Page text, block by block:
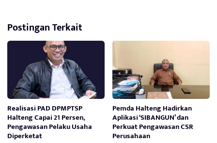
Postingan Terkait
Realisasi PAD DPMPTSP
Halteng Capai 21 Persen,
Pengawasan Pelaku Usaha
Diperketat
Pemda Halteng Hadirkan
Aplikasi ‘SIBANGUN’ dan
Perkuat Pengawasan CSR
Perusahaan